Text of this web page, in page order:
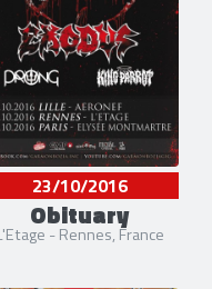
23/10/2016
Obituary
- Rennes, France